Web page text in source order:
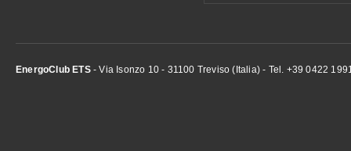
EnergoClub ETS- Via Isonzo 10 - 31100 Treviso (Italia) - Tel. +39 0422